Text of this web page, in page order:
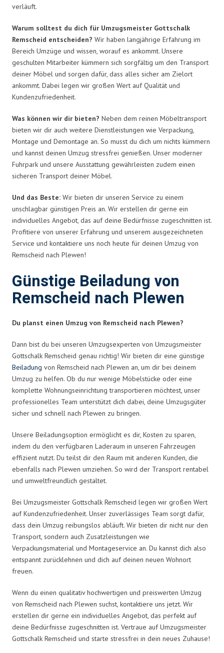
verläuft.
Warum solltest du dich für Umzugsmeister Gottschalk
Remscheid entscheiden? Wir haben langjährige Erfahrung im
Bereich Umzüge und wissen, worauf es ankommt. Unsere
geschulten Mitarbeiter kümmern sich sorgfältig um den Transport
deiner Möbel und sorgen dafür, dass alles sicher am Zielort
ankommt. Dabei legen wir großen Wert auf Qualität und
Kundenzufriedenheit.
Was können wir dir bieten? Neben dem reinen Möbeltransport
bieten wir dir auch weitere Dienstleistungen wie Verpackung,
Montage und Demontage an. So musst du dich um nichts kümmern
und kannst deinen Umzug stressfrei genießen. Unser moderner
Fuhrpark und unsere Ausstattung gewährleisten zudem einen
sicheren Transport deiner Möbel.
Und das Beste: Wir bieten dir unseren Service zu einem
unschlagbar günstigen Preis an. Wir erstellen dir gerne ein
individuelles Angebot, das auf deine Bedürfnisse zugeschnitten ist.
Profitiere von unserer Erfahrung und unserem ausgezeichneten
Service und kontaktiere uns noch heute für deinen Umzug von
Remscheid nach Plewen!
Günstige Beiladung von
Remscheid nach Plewen
Du planst einen Umzug von Remscheid nach Plewen?
Dann bist du bei unseren Umzugsexperten von Umzugsmeister
Gottschalk Remscheid genau richtig! Wir bieten dir eine günstige
Beiladung von Remscheid nach Plewen an, um dir bei deinem
Umzug zu helfen. Ob du nur wenige Möbelstücke oder eine
komplette Wohnungseinrichtung transportieren möchtest, unser
professionelles Team unterstützt dich dabei, deine Umzugsgüter
sicher und schnell nach Plewen zu bringen.
Unsere Beiladungsoption ermöglicht es dir, Kosten zu sparen,
indem du den verfügbaren Laderaum in unseren Fahrzeugen
effizient nutzt. Du teilst dir den Raum mit anderen Kunden, die
ebenfalls nach Plewen umziehen. So wird der Transport rentabel
und umweltfreundlich gestaltet.
Bei Umzugsmeister Gottschalk Remscheid legen wir großen Wert
auf Kundenzufriedenheit. Unser zuverlässiges Team sorgt dafür,
dass dein Umzug reibungslos abläuft. Wir bieten dir nicht nur den
Transport, sondern auch Zusatzleistungen wie
Verpackungsmaterial und Montageservice an. Du kannst dich also
entspannt zurücklehnen und dich auf deinen neuen Wohnort
freuen.
Wenn du einen qualitativ hochwertigen und preiswerten Umzug
von Remscheid nach Plewen suchst, kontaktiere uns jetzt. Wir
erstellen dir gerne ein individuelles Angebot, das perfekt auf
deine Bedürfnisse zugeschnitten ist. Vertraue auf Umzugsmeister
Gottschalk Remscheid und starte stressfrei in dein neues Zuhause!